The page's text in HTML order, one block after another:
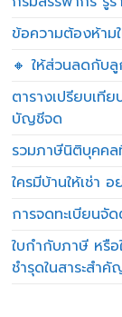
ข้อความต้องห้าม
🔸 ให้ส่วนลดกับ
ตารางเปรียบเที
บัญชีจด
รวมภาษีนิติบุคคล
ใครมีบ้านให้เช่า
การจดทะเบียนจั
ใบกำกับภาษี หรื
ชำรุดในสาระสำ